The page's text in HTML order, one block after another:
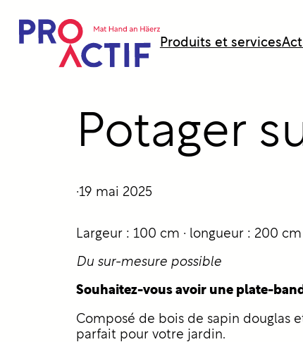
Produits et services
Potager
·19 mai 2025
Largeur : 100 cm · longueur : 200
Du sur-mesure possible
Souhaitez-vous avoir une plate-
Composé de bois de sapin douglas
parfait pour votre jardin.